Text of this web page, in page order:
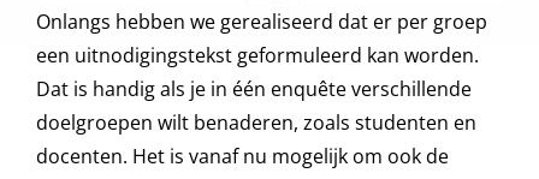
Onlangs hebben we gerealiseerd dat er per groep
een uitnodigingstekst geformuleerd kan worden.
Dat is handig als je in één enquête verschillende
doelgroepen wilt benaderen, zoals studenten en
docenten. Het is vanaf nu mogelijk om ook de